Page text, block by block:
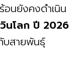
นยังคงดำเนิน
นโลก ปี 2026
บสายพันธุ์